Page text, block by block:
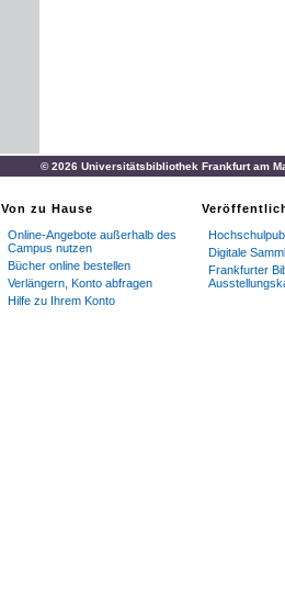
© 2026 Universitätsbibliothek Frankfurt am
Von zu Hause
Online-Angebote außerhalb des
Campus nutzen
Bücher online bestellen
Verlängern, Konto abfragen
Hilfe zu Ihrem Konto
Digitale
Frankfurter